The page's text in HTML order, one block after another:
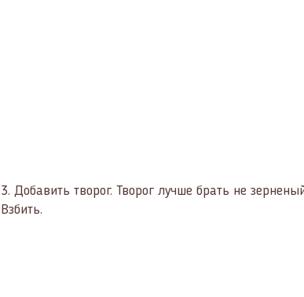
3. Добавить творог. Творог лучше брать не
Взбить.